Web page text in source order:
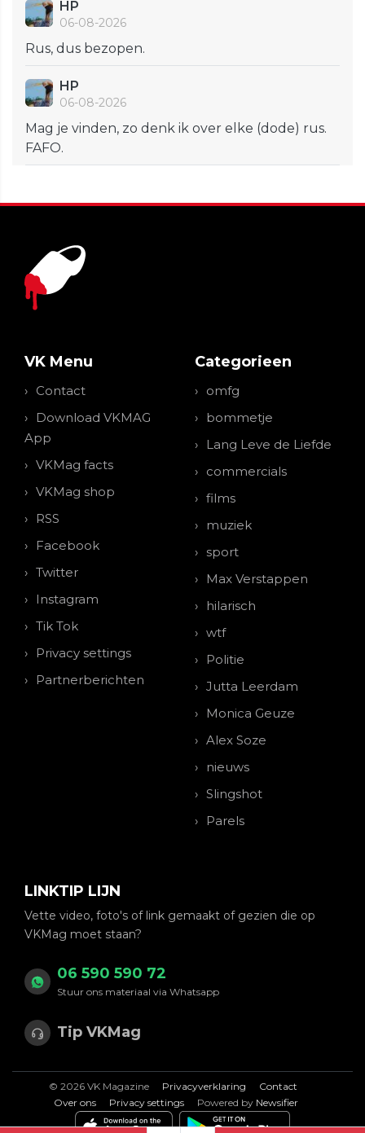
HP
06-08-2026
Rus, dus bezopen.
HP
06-08-2026
Mag je vinden, zo denk ik over elke (dode) rus.
FAFO.
VK Menu
Contact
Download VKMAG
App
VKMag facts
VKMag shop
RSS
Facebook
Twitter
Instagram
Tik Tok
Privacy settings
Partnerberichten
Categorieen
omfg
bommetje
Lang Leve de Liefde
commercials
films
muziek
sport
Max Verstappen
hilarisch
wtf
Politie
Jutta Leerdam
Monica Geuze
Alex Soze
nieuws
Slingshot
Parels
LINKTIP LIJN
Vette video, foto's of link gemaakt of gezien die op
VKMag moet staan?
06 590 590 72
Stuur ons materiaal via Whatsapp
Tip VKMag
© 2026 VK Magazine Privacyverklaring
Contact
Over ons
Privacy settings Powered by Newsifier